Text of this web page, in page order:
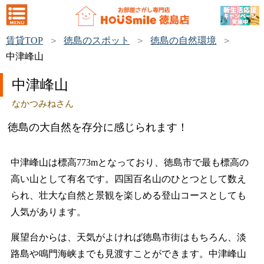
賃貸TOP 徳島のスポット
徳島の自然環境
中津峰山
中津峰山
なかつみねさん
徳島の大自然を存分に感じられます！
中津峰山は標高773mとなっており、徳島市で最も標高の
高い山として有名です。四国百名山のひとつとして数え
られ、壮大な自然と景観を楽しめる登山コースとしても
人気があります。
展望台からは、天気がよければ徳島市街はもちろん、淡
路島や鳴門海峡までも見渡すことができます。中津峰山